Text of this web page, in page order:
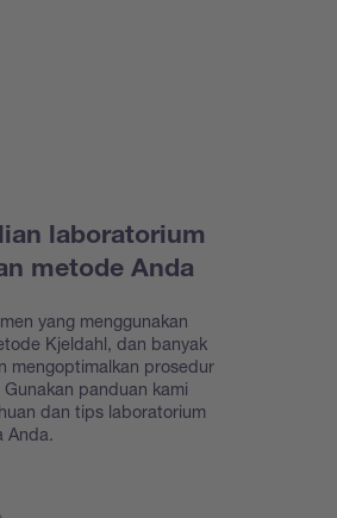
laboratorium
metode Anda
yang menggunakan
Kjeldahl, dan banyak
mengoptimalkan prosedur
panduan kami
dan tips laboratorium
Anda.